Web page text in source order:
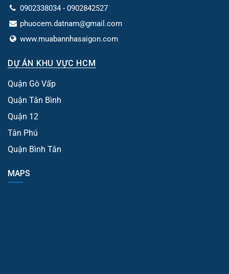
0902338034 - 0902842527
phuocem.datnam@gmail.com
www.muabannhasaigon.com
DỰ ÁN KHU VỰC HCM
Quận Gò Vấp
Quận Tân Bình
Quận 12
Tân Phú
Quận Bình Tân
MAPS